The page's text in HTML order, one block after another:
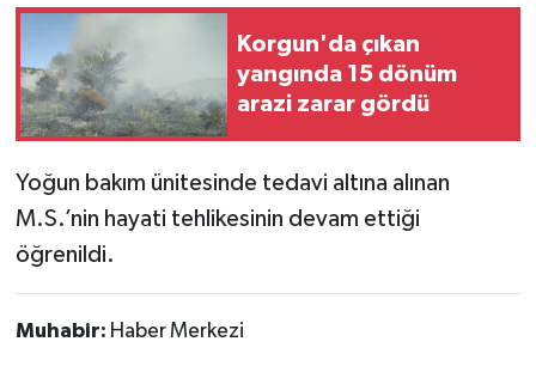
Korgun'da çıkan
yangında 15 dönüm
arazi zarar gördü
Yoğun bakım ünitesinde tedavi altına alınan
M.S.’nin hayati tehlikesinin devam ettiği
öğrenildi.
Muhabir: Haber Merkezi